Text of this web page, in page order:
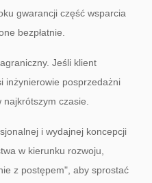
gwarancji część wsparcia
bezpłatnie.
Jeśli klient
inżynierowie posprzedażni
czasie.
i wydajnej koncepcji
w kierunku rozwoju,
z postępem", aby sprostać